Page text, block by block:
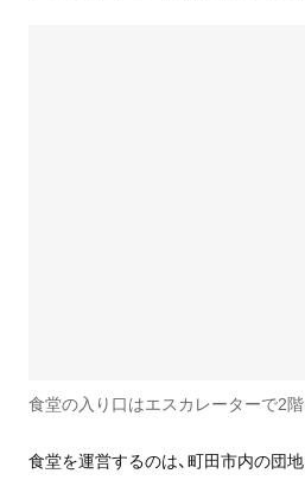
食堂の入り口はエスカレーターで2階
食堂を運営するのは、町田市内の団